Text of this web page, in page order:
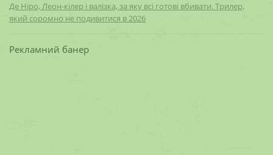
Де Ніро, Леон-кілер і валізка, за яку всі готові вбивати. Трилер,
який соромно не подивитися в 2026
Рекламний банер